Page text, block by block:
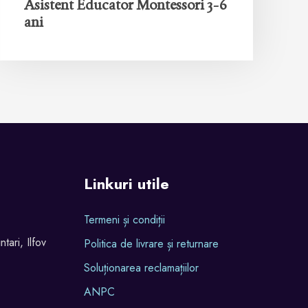
Asistent Educator Montessori 3-6
ani
Ilfov
Linkuri utile
Termeni și condiții
Politica de livrare și returnare
Soluționarea reclamațiilor
ANPC